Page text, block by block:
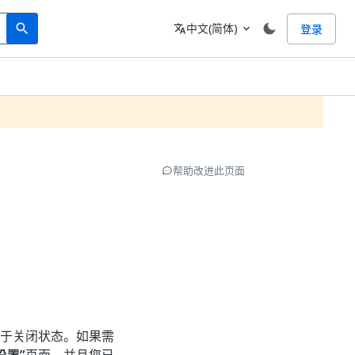
search
Search 语言
translate中文(简体) expand_more 登录
关闭状态。如果需
帮助改进此页面